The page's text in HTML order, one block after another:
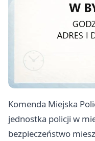
Komenda Miejska
jednostka policji w
bezpieczeństwo